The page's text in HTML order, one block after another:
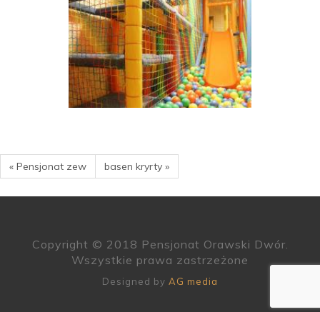
« Pensjonat zew basen kryrty »
Copyright © 2018 Pensjonat Orawski Dwór.
Wszystkie prawa zastrzeżone
Designed by AG media